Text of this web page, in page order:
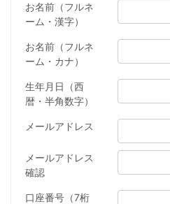
お名前（フルネ
ーム・漢字）
お名前（フルネ
ーム・カナ）
生年月日（西
暦・半角数字）
メールアドレス
メールアドレス
確認
口座番号（7桁